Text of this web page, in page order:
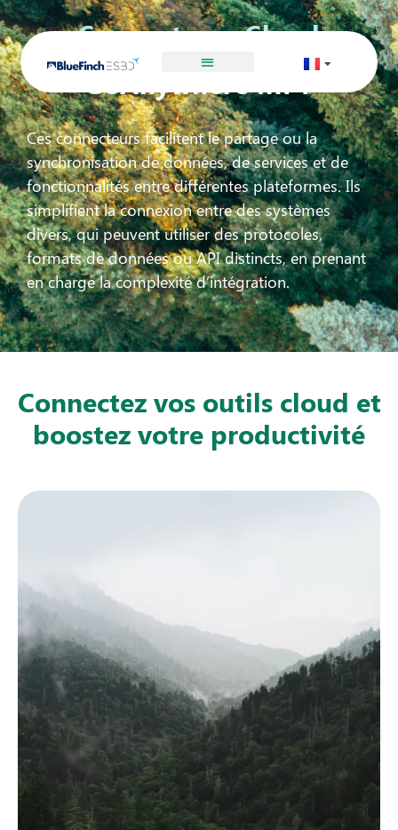
Connecteurs Cloud
GoAnywhere MFT
Ces connecteurs facilitent le partage ou la
synchronisation de données, de services et de
fonctionnalités entre différentes plateformes. Ils
simplifient la connexion entre des systèmes
divers, qui peuvent utiliser des protocoles,
formats de données ou API distincts, en prenant
en charge la complexité d’intégration.
Connectez vos outils cloud et
boostez votre productivité